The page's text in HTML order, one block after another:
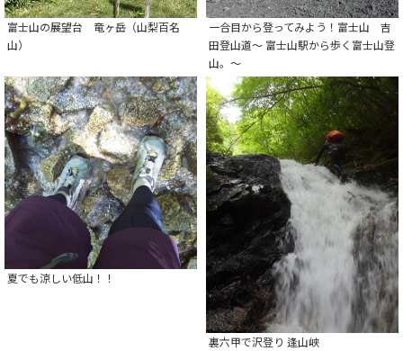
富士山の展望台 竜ヶ岳（山梨百名
山）
一合目から登ってみよう！富士山 吉
田登山道～ 富士山駅から歩く富士山登
山。～
夏でも涼しい低山！！
裏六甲で沢登り 逢山峡